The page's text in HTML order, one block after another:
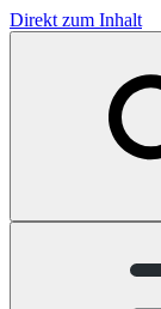
Direkt zum Inhalt